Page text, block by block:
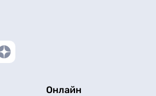
Онлайн